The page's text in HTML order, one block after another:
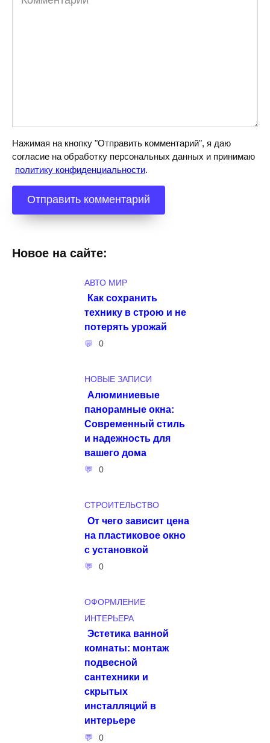
Нажимая на кнопку "Отправить комментарий", я даю
согласие на обработку персональных данных и принимаю
политику конфиденциальности.
Новое на сайте:
АВТО МИР
Как сохранить
технику в строю и не
потерять урожай
0
НОВЫЕ ЗАПИСИ
Алюминиевые
панорамные окна:
Современный стиль
и надежность для
вашего дома
0
СТРОИТЕЛЬСТВО
От чего зависит цена
на пластиковое окно
с установкой
0
ОФОРМЛЕНИЕ
ИНТЕРЬЕРА
Эстетика ванной
комнаты: монтаж
подвесной
сантехники и
скрытых
инсталляций в
интерьере
0